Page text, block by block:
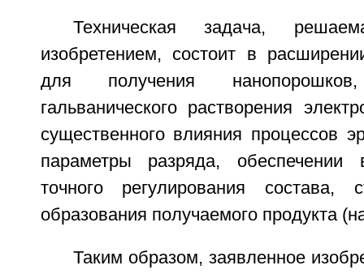
Техническая задача,
изобретением, состоит в
для получения нанопорошков,
гальванического растворения
существенного влияния процессов
параметры разряда, обеспечении
точного регулирования состава,
образования получаемого продукта
Таким образом, заявленное